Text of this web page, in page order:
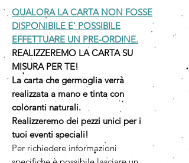
QUALORA LA CARTA NON FOSSE
DISPONIBILE E' POSSIBILE
EFFETTUARE UN PRE-ORDINE.
REALIZZEREMO LA CARTA SU
MISURA PER TE!
La carta che germoglia verrà
realizzata a mano e tinta con
coloranti naturali.
Realizzeremo dei pezzi unici per i
tuoi eventi speciali!
Per richiedere informazioni